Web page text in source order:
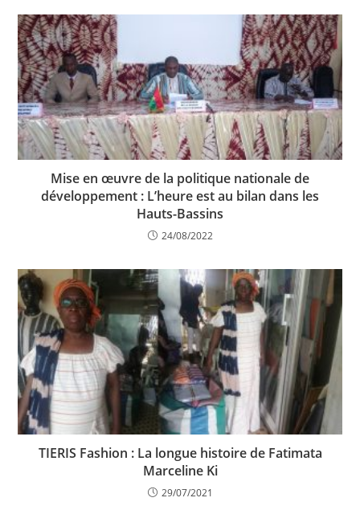
Mise en œuvre de la politique nationale de
développement : L’heure est au bilan dans les
Hauts-Bassins
24/08/2022
TIERIS Fashion : La longue histoire de Fatimata
Marceline Ki
29/07/2021